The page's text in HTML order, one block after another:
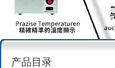
产品目录